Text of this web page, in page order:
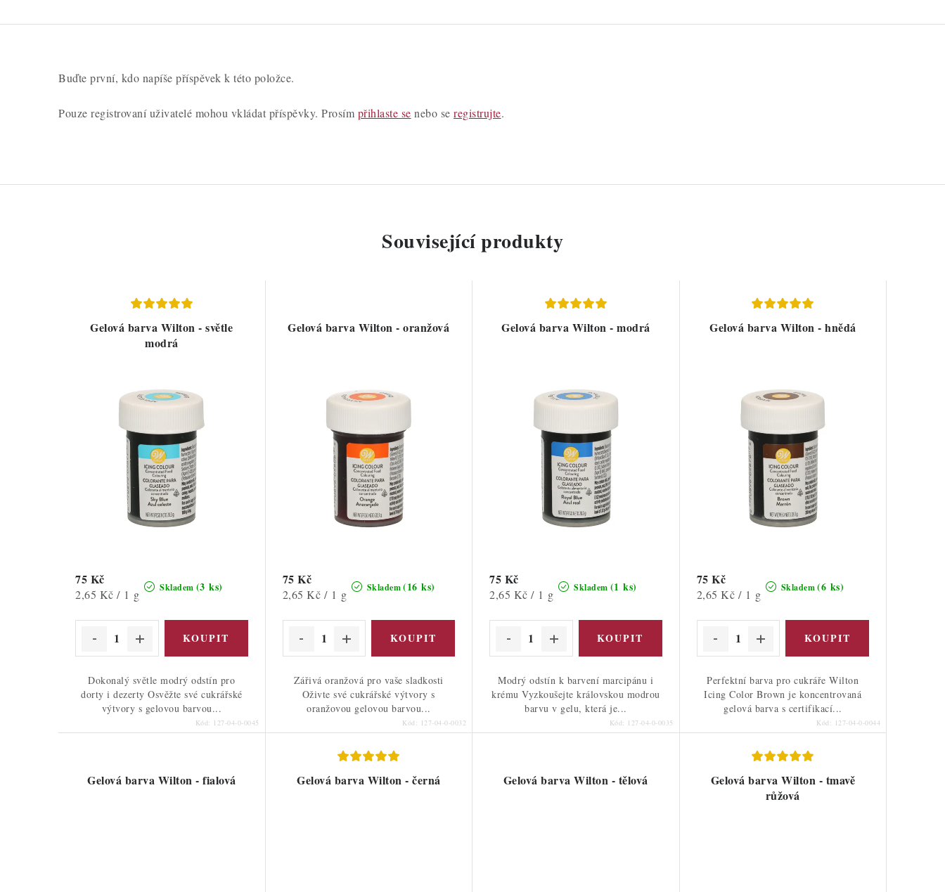
Buďte první, kdo napíše příspěvek k této položce.
Pouze registrovaní uživatelé mohou vkládat příspěvky. Prosím přihlaste se nebo se registrujte.
Související produkty
Gelová barva Wilton - světle
modrá
Skladem (3 ks)
75 Kč
Měrná
2,65 Kč / 1 g
Dokonalý světle modrý odstín pro
dorty i dezerty Osvěžte své cukrářské
výtvory s gelovou barvou...
Kód: 127-04-0-0045
Gelová barva Wilton - oranžová
Skladem(16 ks)
75 Kč
Měrná
2,65 Kč / 1 g
Zářivá oranžová pro vaše sladkosti
Oživte své cukrářské výtvory s
oranžovou gelovou barvou...
Kód: 127-04-0-0032
Gelová barva Wilton - modrá
Skladem (1 ks)
75 Kč
Měrná
2,65 Kč / 1 g
Modrý odstín k barvení marcipánu i
krému Vyzkoušejte královskou modrou
barvu v gelu, která je...
Kód: 127-04-0-0035
Gelová barva Wilton - hnědá
Skladem(6 ks)
75 Kč
Měrná
2,65 Kč / 1 g
Perfektní barva pro cukráře Wilton
Icing Color Brown je koncentrovaná
gelová barva s certifikací...
Kód: 127-04-0-0044
Gelová barva Wilton - fialová Gelová barva Wilton - černá Gelová barva Wilton - tělová
Gelová barva Wilton - tmavě
růžová